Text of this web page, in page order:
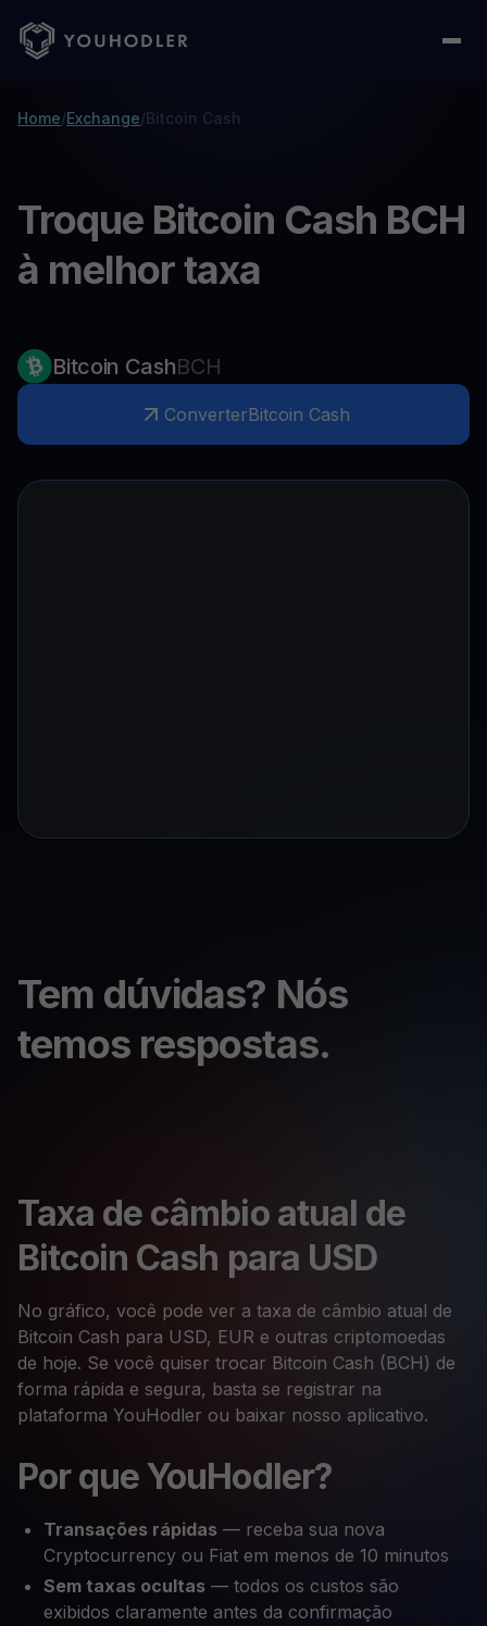
Home/Exchange/Bitcoin Cash
Troque Bitcoin Cash BCH
à melhor taxa
Bitcoin CashBCH
ConverterBitcoin Cash
Tem dúvidas? Nós
temos respostas.
Taxa de câmbio atual de
Bitcoin Cash para USD
No gráfico, você pode ver a taxa de câmbio atual de
Bitcoin Cash para USD, EUR e outras criptomoedas
de hoje. Se você quiser trocar Bitcoin Cash (BCH) de
forma rápida e segura, basta se registrar na
plataforma YouHodler ou baixar nosso aplicativo.
Por que YouHodler?
Transações rápidas — receba sua nova
Cryptocurrency ou Fiat em menos de 10 minutos
Sem taxas ocultas — todos os custos são
exibidos claramente antes da confirmação